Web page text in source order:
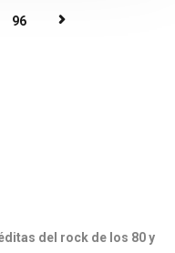
96
del rock de los 80 y